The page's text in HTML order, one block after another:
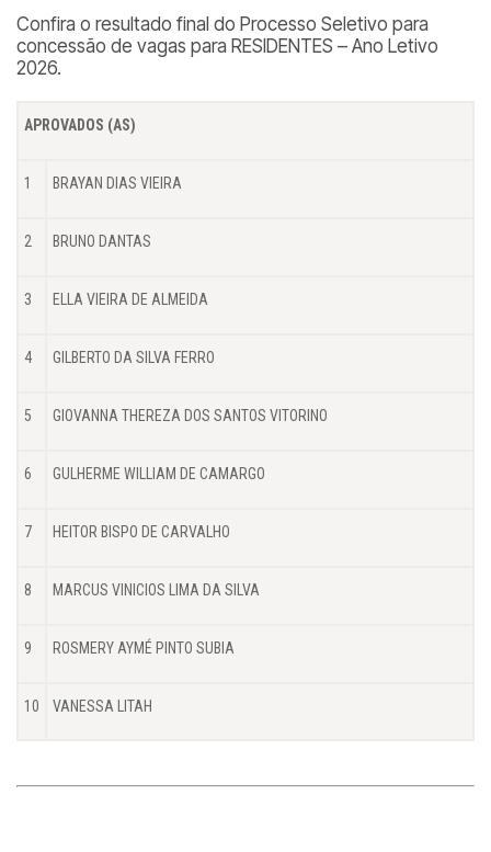
Confira o resultado final do Processo Seletivo para
concessão de vagas para RESIDENTES – Ano Letivo
2026.
APROVADOS (AS)
1 BRAYAN DIAS VIEIRA
2 BRUNO DANTAS
3 ELLA VIEIRA DE ALMEIDA
4 GILBERTO DA SILVA FERRO
5 GIOVANNA THEREZA DOS SANTOS VITORINO
6 GULHERME WILLIAM DE CAMARGO
7 HEITOR BISPO DE CARVALHO
8 MARCUS VINICIOS LIMA DA SILVA
9 ROSMERY AYMÉ PINTO SUBIA
10 VANESSA LITAH